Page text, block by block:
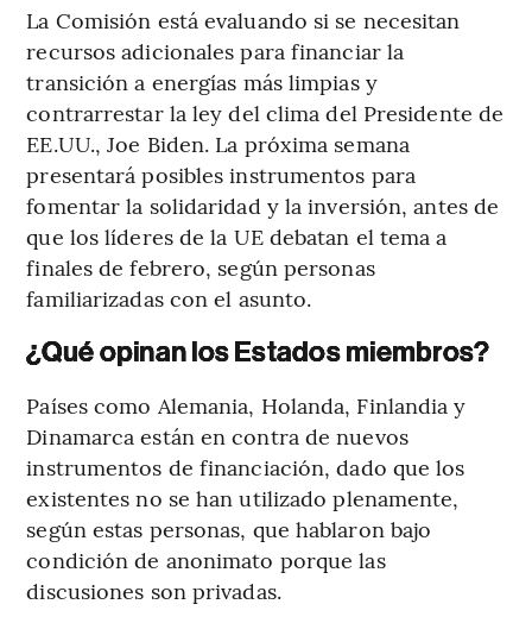
La Comisión está evaluando si se necesitan
recursos adicionales para financiar la
transición a energías más limpias y
contrarrestar la ley del clima del Presidente de
EE.UU., Joe Biden. La próxima semana
presentará posibles instrumentos para
fomentar la solidaridad y la inversión, antes de
que los líderes de la UE debatan el tema a
finales de febrero, según personas
familiarizadas con el asunto.
¿Qué opinan los Estados miembros?
Países como Alemania, Holanda, Finlandia y
Dinamarca están en contra de nuevos
instrumentos de financiación, dado que los
existentes no se han utilizado plenamente,
según estas personas, que hablaron bajo
condición de anonimato porque las
discusiones son privadas.